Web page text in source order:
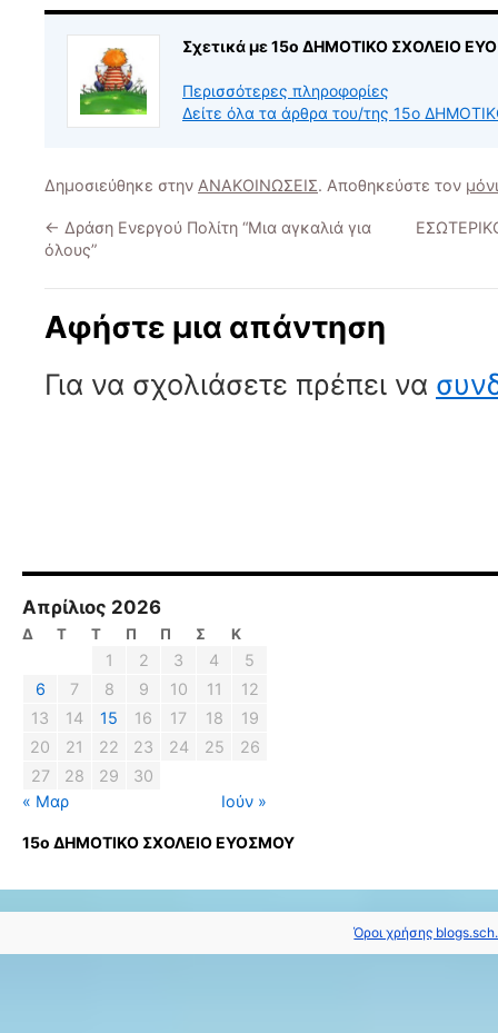
Σχετικά με 15ο ΔΗΜΟΤΙΚΟ ΣΧΟΛΕΙΟ
Περισσότερες πληροφορίες
Δείτε όλα τα άρθρα του/της 15ο
Δημοσιεύθηκε στην ΑΝΑΚΟΙΝΩΣΕΙΣ. Αποθηκεύστε τον
← Δράση Ενεργού Πολίτη “Μια αγκαλιά για
όλους”
Αφήστε μια απάντηση
Για να σχολιάσετε πρέπει να
Απρίλιος 2026
Δ Τ Τ Π Π Σ Κ
1 2 3 4
5
6
7 8 9 10 11
12
13
14 15 16 17 18
19
20
21 22 23 24 25
26
27
28 29
30
« Μαρ
Ιούν »
15ο ΔΗΜΟΤΙΚΟ ΣΧΟΛΕΙΟ ΕΥΟΣΜΟΥ
Όροι χρήσης